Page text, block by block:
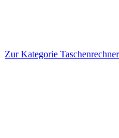
Zur Kategorie Taschenrechner